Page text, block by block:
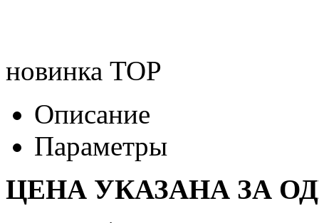
новинка TOP
Описание
Параметры
ЦЕНА УКАЗАНА ЗА